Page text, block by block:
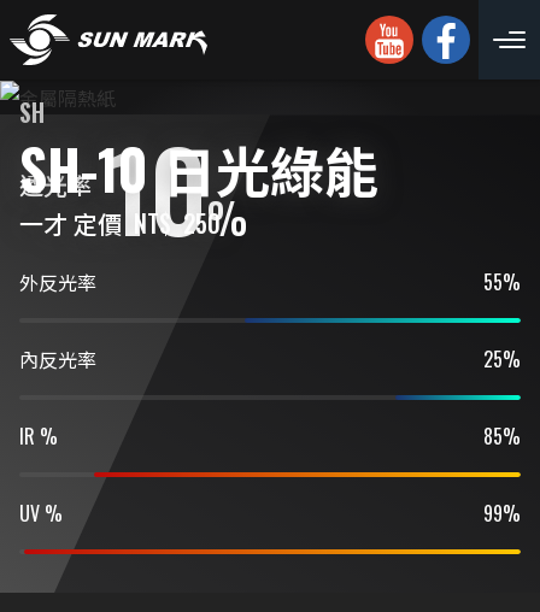
SH
SH-10 日光綠能
一才 定價 NT$ 250
IR % 85%
UV % 99%
外反光率 55%
內反光率 25%
透光率 10%